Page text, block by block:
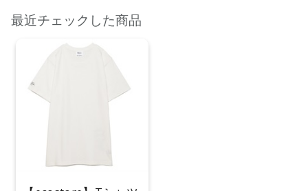
最近チェックした商品